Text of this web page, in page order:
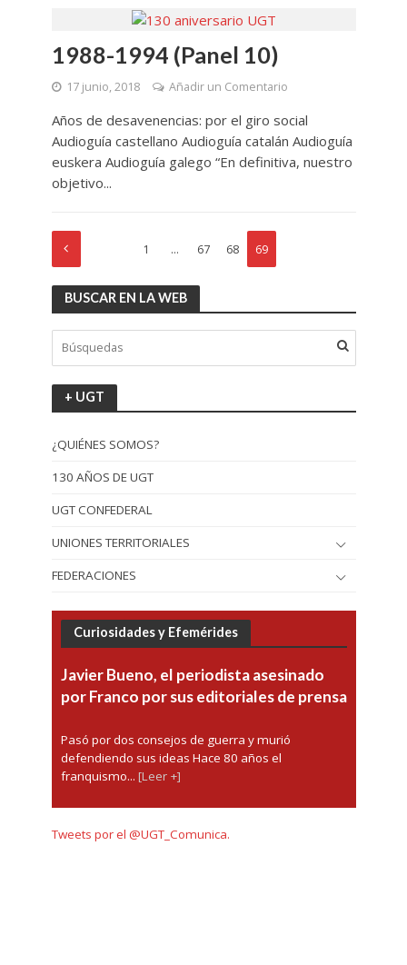
1988-1994 (Panel 10)
17 junio, 2018 Añadir un Comentario
Años de desavenencias: por el giro social
Audioguía castellano Audioguía catalán Audioguía
euskera Audioguía galego “En definitiva, nuestro
objetivo...
1 … 67 68 69
BUSCAR EN LA WEB
+ UGT
¿QUIÉNES SOMOS?
130 AÑOS DE UGT
UGT CONFEDERAL
UNIONES TERRITORIALES
FEDERACIONES
Curiosidades y Efemérides
Javier Bueno, el periodista asesinado
por Franco por sus editoriales de prensa
Pasó por dos consejos de guerra y murió
defendiendo sus ideas Hace 80 años el
franquismo... [Leer +]
Tweets por el @UGT_Comunica.